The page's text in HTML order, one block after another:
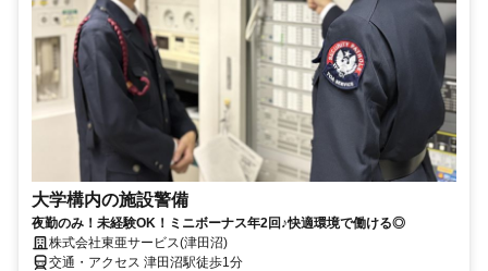
大学構内の施設警備
夜勤のみ！未経験OK！ミニボーナス年2回♪快適環境で働ける◎
株式会社東亜サービス(津田沼)
交通・アクセス 津田沼駅徒歩1分